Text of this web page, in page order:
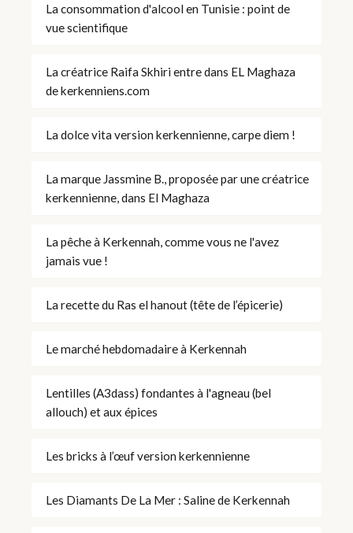
La consommation d'alcool en Tunisie : point de
vue scientifique
La créatrice Raifa Skhiri entre dans EL Maghaza
de kerkenniens.com
La dolce vita version kerkennienne, carpe diem !
La marque Jassmine B., proposée par une créatrice
kerkennienne, dans El Maghaza
La pêche à Kerkennah, comme vous ne l'avez
jamais vue !
La recette du Ras el hanout (tête de l’épicerie)
Le marché hebdomadaire à Kerkennah
Lentilles (A3dass) fondantes à l'agneau (bel
allouch) et aux épices
Les bricks à l’œuf version kerkennienne
Les Diamants De La Mer : Saline de Kerkennah